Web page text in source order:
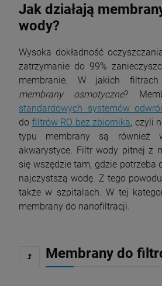
Jak działają
wody?
Wysoka dokładność
zatrzymanie do 99%
membranie. W jakich
membrany osmotyczne?
standardowych systemów
do filtrów RO bez zbiornika, czyli
typu membrany są również
akwarystyce. Filtr wody pitnej z
się wszędzie tam, gdzie potrzeba
najczystszą wodę. Z tego
także w szpitalach. W tej
membrany do nanofiltracji.
Membrany do